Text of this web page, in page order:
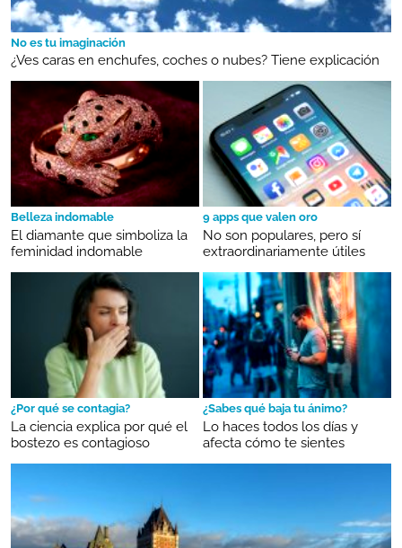
No es tu imaginación
¿Ves caras en enchufes, coches o nubes? Tiene explicación
Belleza indomable
El diamante que simboliza la
feminidad indomable
9 apps que valen oro
No son populares, pero sí
extraordinariamente útiles
¿Por qué se contagia?
La ciencia explica por qué el
bostezo es contagioso
¿Sabes qué baja tu ánimo?
Lo haces todos los días y
afecta cómo te sientes